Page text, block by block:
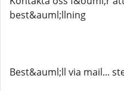
best&auml;llning
Best&auml;ll via mail...